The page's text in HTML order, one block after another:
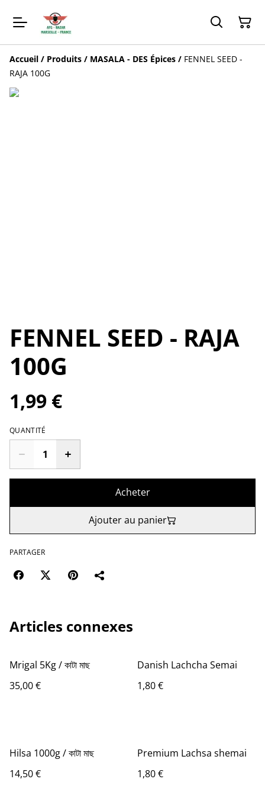
Accueil / Produits / MASALA - DES Épices / FENNEL SEED -
RAJA 100G
FENNEL SEED - RAJA
100G
1,99 €
QUANTITÉ
Acheter
Ajouter au panier
PARTAGER
Articles connexes
Mrigal 5Kg / কাটা মাছ
35,00 €
Danish Lachcha Semai
1,80 €
Hilsa 1000g / কাটা মাছ
14,50 €
Premium Lachsa shemai
1,80 €